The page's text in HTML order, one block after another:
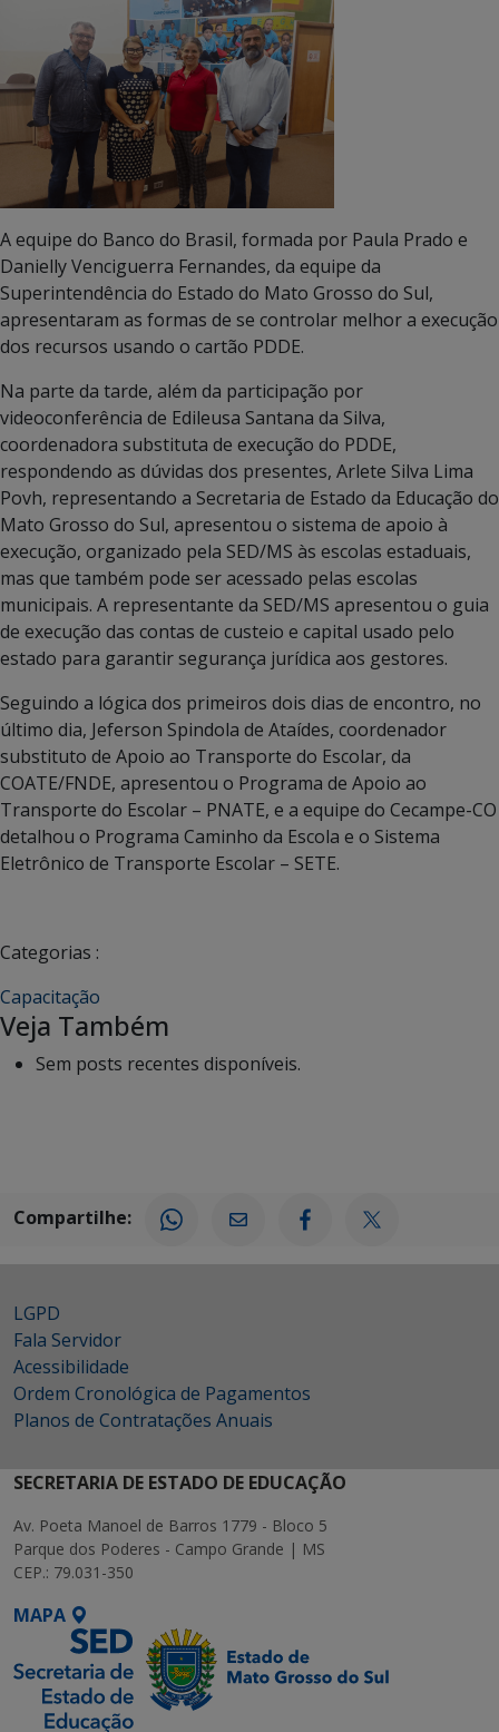
A equipe do Banco do Brasil, formada por Paula Prado e
Danielly Venciguerra Fernandes, da equipe da
Superintendência do Estado do Mato Grosso do Sul,
apresentaram as formas de se controlar melhor a execução
dos recursos usando o cartão PDDE.
Na parte da tarde, além da participação por
videoconferência de Edileusa Santana da Silva,
coordenadora substituta de execução do PDDE,
respondendo as dúvidas dos presentes, Arlete Silva Lima
Povh, representando a Secretaria de Estado da Educação do
Mato Grosso do Sul, apresentou o sistema de apoio à
execução, organizado pela SED/MS às escolas estaduais,
mas que também pode ser acessado pelas escolas
municipais. A representante da SED/MS apresentou o guia
de execução das contas de custeio e capital usado pelo
estado para garantir segurança jurídica aos gestores.
Seguindo a lógica dos primeiros dois dias de encontro, no
último dia, Jeferson Spindola de Ataídes, coordenador
substituto de Apoio ao Transporte do Escolar, da
COATE/FNDE, apresentou o Programa de Apoio ao
Transporte do Escolar – PNATE, e a equipe do Cecampe-CO
detalhou o Programa Caminho da Escola e o Sistema
Eletrônico de Transporte Escolar – SETE.
Categorias :
Capacitação
Veja Também
Sem posts recentes disponíveis.
Compartilhe:
LGPD
Fala Servidor
Acessibilidade
Ordem Cronológica de Pagamentos
Planos de Contratações Anuais
SECRETARIA DE ESTADO DE EDUCAÇÃO
Av. Poeta Manoel de Barros 1779 - Bloco 5
Parque dos Poderes - Campo Grande | MS
CEP.: 79.031-350
MAPA